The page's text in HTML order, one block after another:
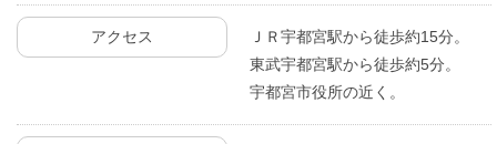
アクセス
ＪＲ宇都宮駅から徒歩約15分。
東武宇都宮駅から徒歩約5分。
宇都宮市役所の近く。